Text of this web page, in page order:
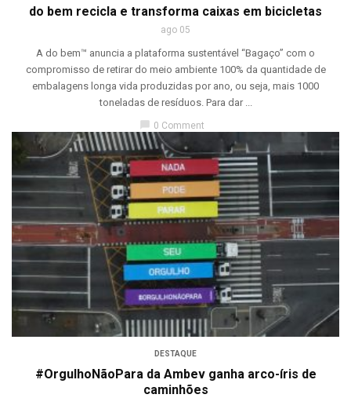
do bem recicla e transforma caixas em bicicletas
ago 05
A do bem™ anuncia a plataforma sustentável “Bagaço” com o
compromisso de retirar do meio ambiente 100% da quantidade de
embalagens longa vida produzidas por ano, ou seja, mais 1000
toneladas de resíduos. Para dar ...
0 Comment
DESTAQUE
#OrgulhoNãoPara da Ambev ganha arco-íris de
caminhões